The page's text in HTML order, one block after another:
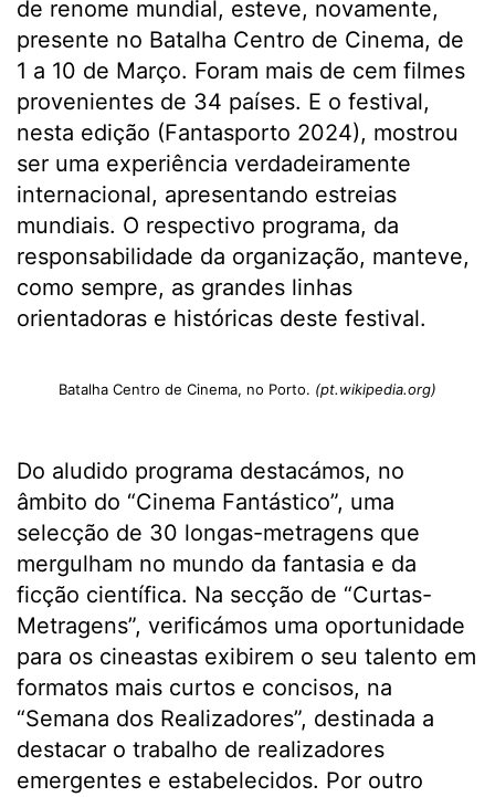
de renome mundial, esteve, novamente,
presente no Batalha Centro de Cinema, de
1 a 10 de Março. Foram mais de cem filmes
provenientes de 34 países. E o festival,
nesta edição (Fantasporto 2024), mostrou
ser uma experiência verdadeiramente
internacional, apresentando estreias
mundiais. O respectivo programa, da
responsabilidade da organização, manteve,
como sempre, as grandes linhas
orientadoras e históricas deste festival.
Batalha Centro de Cinema, no Porto. (pt.wikipedia.org)
Do aludido programa destacámos, no
âmbito do “Cinema Fantástico”, uma
selecção de 30 longas-metragens que
mergulham no mundo da fantasia e da
ficção científica. Na secção de “Curtas-
Metragens”, verificámos uma oportunidade
para os cineastas exibirem o seu talento em
formatos mais curtos e concisos, na
“Semana dos Realizadores”, destinada a
destacar o trabalho de realizadores
emergentes e estabelecidos. Por outro